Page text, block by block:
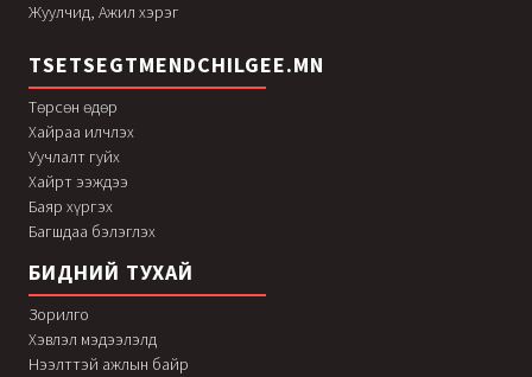
Жуулчид, Ажил хэрэг
TSETSEGTMENDCHILGEE.MN
Төрсөн өдөр
Хайраа илчлэх
Уучлалт гуйх
Хайрт ээждээ
Баяр хүргэх
Багшдаа бэлэглэх
БИДНИЙ ТУХАЙ
Зорилго
Хэвлэл мэдээлэлд
Нээлттэй ажлын байр